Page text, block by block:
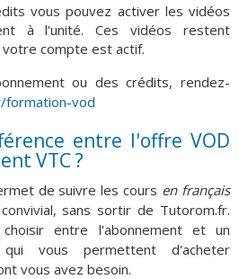
vous pouvez activer les vidéos
à l'unité. Ces vidéos restent
compte est actif.
ou des crédits, rendez-
vod
entre l'offre VOD
VTC ?
de suivre les cours en français
sans sortir de Tutorom.fr.
entre l'abonnement et un
vous permettent d'acheter
vous avez besoin.